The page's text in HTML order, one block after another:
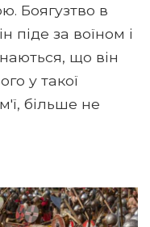
Боягузтво в
піде за воїном і
що він
у такої
більше не